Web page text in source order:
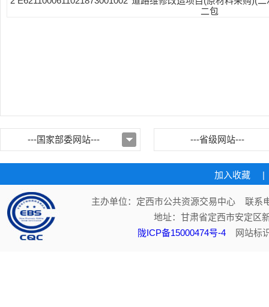
二包
---国家部委网站--- ---省级网站---
加入收藏 |
主办单位：定西市公共资源交易中心 联系
地址：甘肃省定西市安定
陇ICP备15000474号-4 网站标